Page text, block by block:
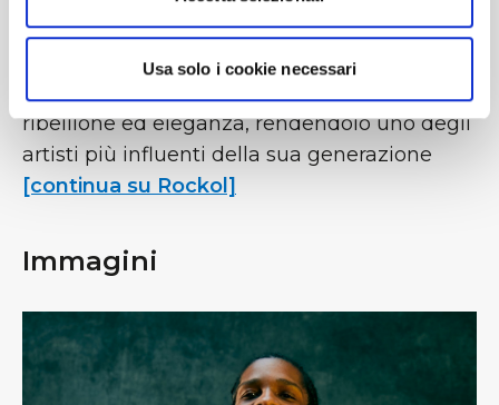
Usa solo i cookie necessari
di sé e carismatico, capace di coinvolgere il
pubblico con energia e presenza scenica. La
sua figura rappresenta un mix di creatività,
ribellione ed eleganza, rendendolo uno degli
artisti più influenti della sua generazione
[continua su Rockol]
Immagini